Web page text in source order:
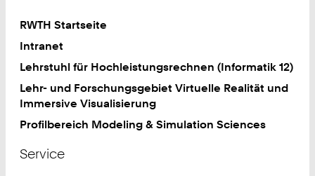
RWTH Startseite
Intranet
Lehrstuhl für Hochleistungsrechnen (Informatik 12)
Lehr- und Forschungsgebiet Virtuelle Realität und
Immersive Visualisierung
Profilbereich Modeling & Simulation Sciences
Service